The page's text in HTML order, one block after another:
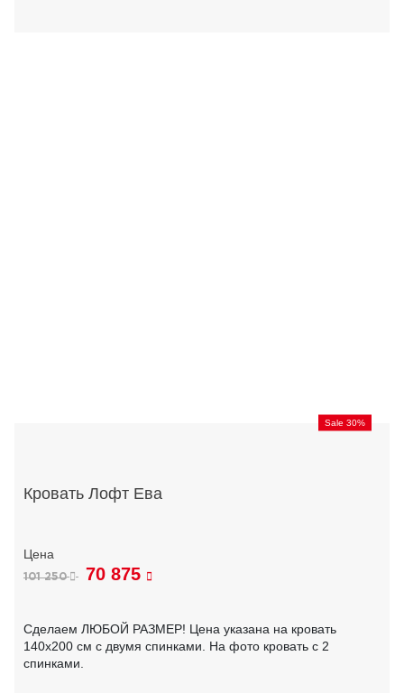
Sale 30%
Кровать Лофт Ева
101 250 70 875
Сделаем ЛЮБОЙ РАЗМЕР! Цена указана на кровать
140х200 см с двумя спинками. На фото кровать с 2
спинками.